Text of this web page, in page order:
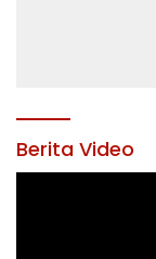
Berita Video